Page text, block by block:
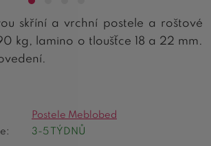
skříní a vrchní postele a roštové
kg, lamino o tloušťce 18 a 22 mm.
Postele Meblobed
3-5 TÝDNŮ